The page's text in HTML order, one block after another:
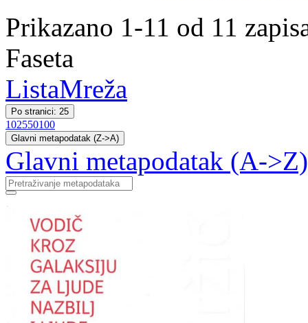
Prikazano 1-11 od 11
Faseta
ListaMreža
Po stranici: 25
102550100
Glavni metapodatak (Z->A)
Glavni metapodatak (A->Z)